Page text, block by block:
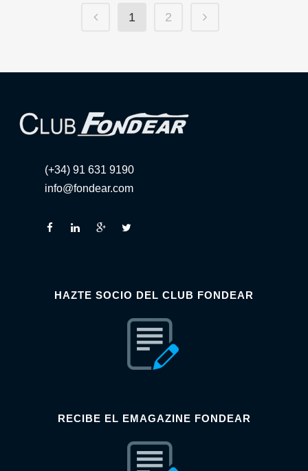
1 2
(+34) 91 631 9190
info@fondear.com
HAZTE SOCIO DEL CLUB FONDEAR
RECIBE EL EMAGAZINE FONDEAR